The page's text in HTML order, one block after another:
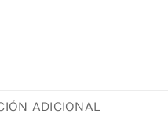
ADICIONAL